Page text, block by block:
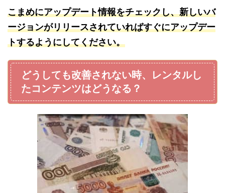
こまめにアップデート情報をチェックし、新しいバ
ージョンがリリースされていればすぐにアップデー
トするようにしてください。
どうしても改善されない時、レンタルし
たコンテンツはどうなる？